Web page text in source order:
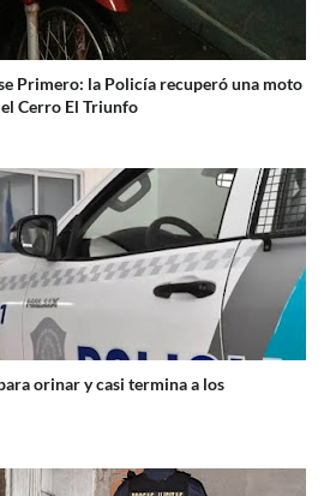
Primero: la Policía recuperó una moto
Cerro El Triunfo
orinar y casi termina a los